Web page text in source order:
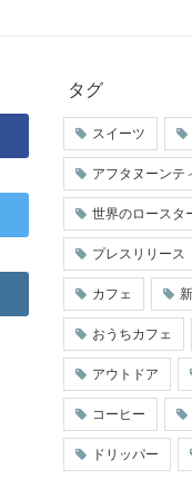
タグ
スイーツ
アフタヌーンテ
世界のロースタ
プレスリリース
カフェ
おうちカフェ
アウトドア
コーヒー
ドリッパー